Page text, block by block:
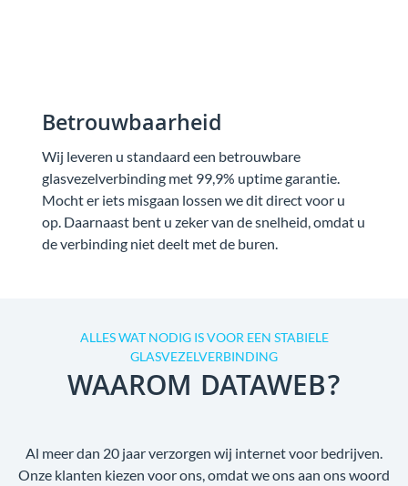
Betrouwbaarheid
Wij leveren u standaard een betrouwbare
glasvezelverbinding met 99,9% uptime garantie.
Mocht er iets misgaan lossen we dit direct voor u
op. Daarnaast bent u zeker van de snelheid, omdat u
de verbinding niet deelt met de buren.
ALLES WAT NODIG IS VOOR EEN STABIELE
GLASVEZELVERBINDING
WAAROM DATAWEB?
Al meer dan 20 jaar verzorgen wij internet voor bedrijven.
Onze klanten kiezen voor ons, omdat we ons aan ons woord